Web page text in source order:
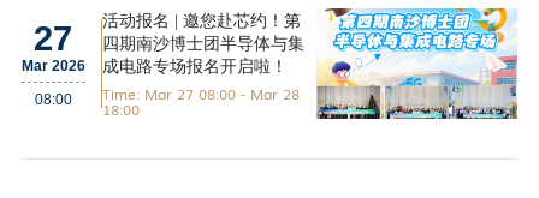
27
Mar 2026
08:00
活动报名 | 邀您赴芯约！第
四期南沙博士团半导体与集
成电路专场报名开启啦！
Time: Mar 27 08:00 - Mar 28
18:00